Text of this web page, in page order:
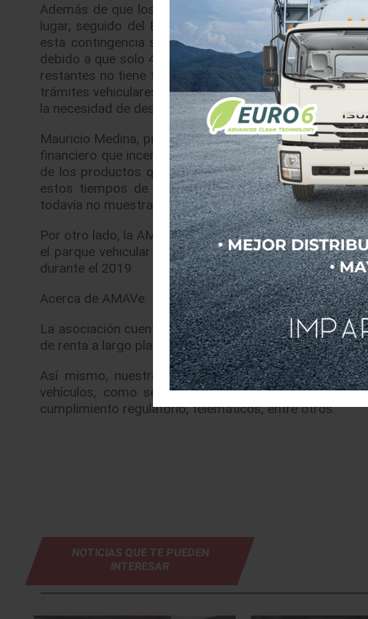
Además de que los estados en donde se emplacan
lugar, seguido del Estado de México (18%) y Nuevo
esta contingencia se atraviesa por una problemática
debido a que solo 4 estados de los 32 tiene
restantes no tiene trámites o bien operan de manera
trámites vehiculares en línea, sería de gran utilidad
la necesidad de desplazarse.
Mauricio Medina, presidente de la AMAVe reafirma
financiero que incentiva el crecimiento de empresas
de los productos que permita una recuperación
estos tiempos de crisis económica” de igual
todavía no muestra la afectación que tendrá el sector
Por otro lado, la AMAVe también dio a conocer que las
el parque vehicular de sus socios, representan el
durante el 2019.
Acerca de AMAVe:
La asociación cuenta con 14 socios de los cuales 11
de renta a largo plazo y 3 de renta diaria.
Así mismo, nuestros socios prestan una amplia
vehículos, como sería el caso de gestión de
cumplimiento regulatorio, telemáticos, entre otros.
NOTICIAS QUE TE PUEDEN
INTERESAR